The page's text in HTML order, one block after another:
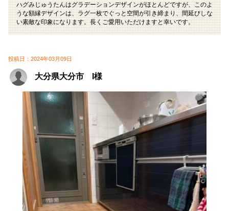
ハグみじゅうたんはグラデーションデザインがほとんどですが、このよ
うな額縁デザインは、ラグ一枚でぐっと空間が引き締まり、間延びしな
い素敵な印象になります。長くご愛用いただけますと幸いです。
投稿日：2024年03月09日
大分県大分市 I様